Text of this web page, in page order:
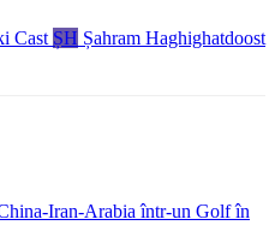
Cast ȘH Șahram Haghighatdoost
Iran-Arabia într-un Golf în